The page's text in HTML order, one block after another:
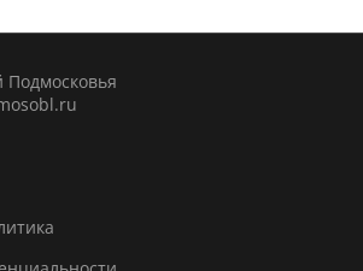
Подмосковья